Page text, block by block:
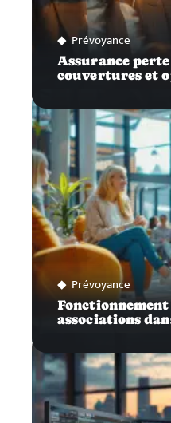
Prévoyance
Assurance perte
couvertures et
Prévoyance
Fonctionnement
associations